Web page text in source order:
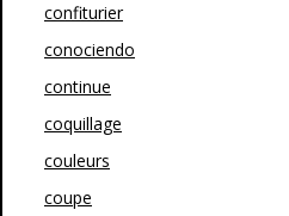
confiturier
conociendo
continue
coquillage
couleurs
coupe